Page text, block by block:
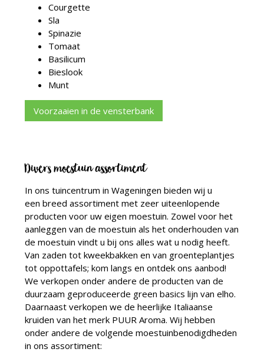
Courgette
Sla
Spinazie
Tomaat
Basilicum
Bieslook
Munt
Voorzaaien in de vensterbank
Divers moestuin assortiment
In ons tuincentrum in Wageningen bieden wij u
een breed assortiment met zeer uiteenlopende
producten voor uw eigen moestuin. Zowel voor het
aanleggen van de moestuin als het onderhouden van
de moestuin vindt u bij ons alles wat u nodig heeft.
Van zaden tot kweekbakken en van groenteplantjes
tot oppottafels; kom langs en ontdek ons aanbod!
We verkopen onder andere de producten van de
duurzaam geproduceerde green basics lijn van elho.
Daarnaast verkopen we de heerlijke Italiaanse
kruiden van het merk PUUR Aroma. Wij hebben
onder andere de volgende moestuinbenodigdheden
in ons assortiment: